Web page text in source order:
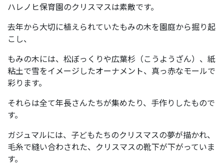
ハレノヒ保育園のクリスマスは素敵です。
去年から大切に植えられていたもみの木を園庭から掘り起
こし、
もみの木には、松ぼっくりや広葉杉（こうようざん）、紙
粘土で雪をイメージしたオーナメント、真っ赤なモールで
彩ります。
それらは全て年長さんたちが集めたり、手作りしたもので
す。
ガジュマルには、子どもたちのクリスマスの夢が描かれ、
毛糸で縫い合わされた、クリスマスの靴下が下がっていま
す。